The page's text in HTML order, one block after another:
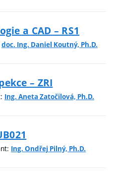
a CAD – RS1
doc. Ing. Daniel Koutný, Ph.D.
– ZRI
Ing. Aneta Zatočilová, Ph.D.
Ing. Ondřej Pilný, Ph.D.